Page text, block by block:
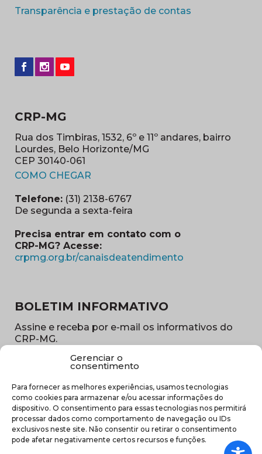
Gerenciar o
consentimento
Para fornecer as melhores experiências, usamos tecnologias
como cookies para armazenar e/ou acessar informações do
dispositivo. O consentimento para essas tecnologias nos permitirá
processar dados como comportamento de navegação ou IDs
exclusivos neste site. Não consentir ou retirar o consentimento
pode afetar negativamente certos recursos e funções.
Transparência e prestação de contas
CRP-MG
Rua dos Timbiras, 1532, 6º e 11º andares, bairro
Lourdes, Belo Horizonte/MG
CEP 30140-061
COMO CHEGAR
Telefone: (31) 2138-6767
De segunda a sexta-feira
Precisa entrar em contato com o
CRP-MG? Acesse:
crpmg.org.br/canaisdeatendimento
BOLETIM INFORMATIVO
Assine e receba por e-mail os informativos do
CRP-MG.
E-
mail
(obrigatório)
Sub
região